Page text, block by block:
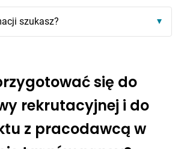
się do
rekrutacyjnej i do
z pracodawcą w
szukasz?